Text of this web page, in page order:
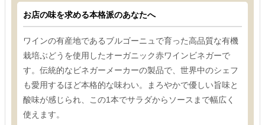
お店の味を求める本格派のあなたへ
ワインの有産地であるブルゴーニュで育った高品質な有機
栽培ぶどうを使用したオーガニック赤ワインビネガーで
す。伝統的なビネガーメーカーの製品で、世界中のシェフ
も愛用するほど本格的な味わい。まろやかで優しい旨味と
酸味が感じられ、この1本でサラダからソースまで幅広く
使えます。